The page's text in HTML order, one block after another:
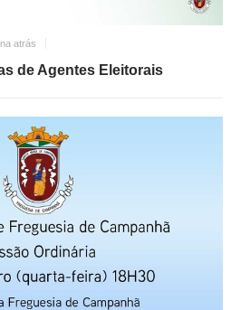
atrás
de Agentes Eleitorais